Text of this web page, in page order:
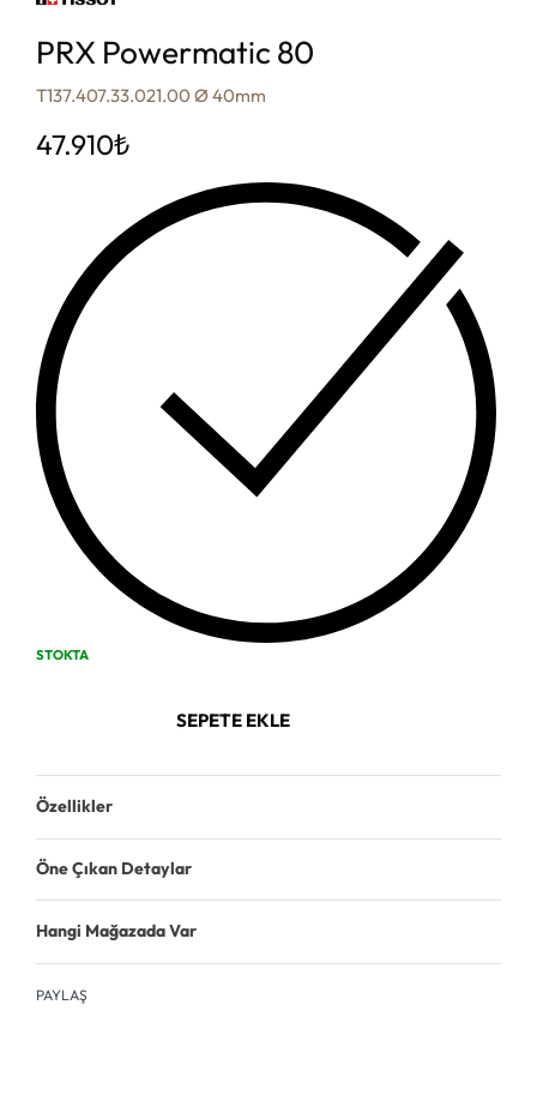
PRX Powermatic 80
T137.407.33.021.00 Ø 40mm
47.910₺
STOKTA
SEPETE EKLE
Özellikler
Öne Çıkan Detaylar
Hangi Mağazada Var
PAYLAŞ